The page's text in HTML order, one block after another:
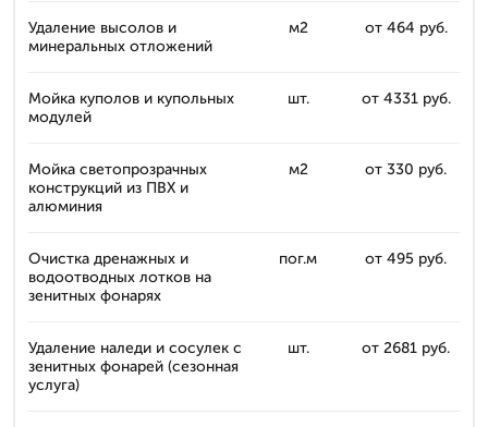
Удаление высолов и
минеральных отложений
м2 от 464 руб.
Мойка куполов и купольных
модулей
шт. от 4331 руб.
Мойка светопрозрачных
конструкций из ПВХ и
алюминия
м2 от 330 руб.
Очистка дренажных и
водоотводных лотков на
зенитных фонарях
пог.м от 495 руб.
Удаление наледи и сосулек с
зенитных фонарей (сезонная
услуга)
шт. от 2681 руб.